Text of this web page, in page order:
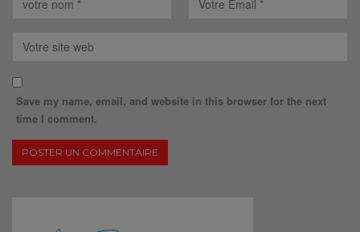
Save my name, email, and website in this browser for the next
time I comment.